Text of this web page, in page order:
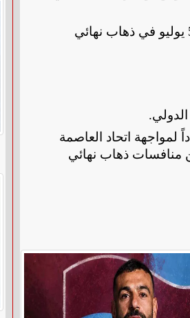
ويحل الزمالك ضيفًا على اتحاد العاصمة الجزائري في العاشرة مساء غدٍ السبت على ستاد 5 يوليو في ذهاب نهائي
.
لمواجهة اتحاد العاصمة
التى تقام فى العاشرة مساء غدٍ السبت على ستاد 5 يوليو 1962 ضمن منافسات ذهاب نهائي